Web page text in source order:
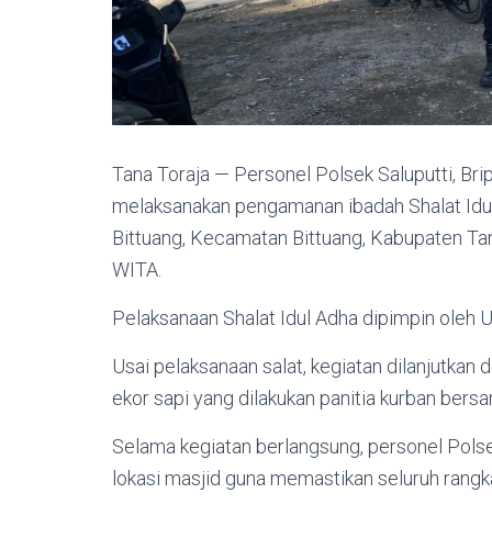
Tana Toraja — Personel Polsek Saluputti,
melaksanakan pengamanan ibadah Shalat
Bittuang, Kecamatan Bittuang, Kabupaten
WITA.
Pelaksanaan Shalat Idul Adha dipimpin oleh
Usai pelaksanaan salat, kegiatan dilanjutkan
ekor sapi yang dilakukan panitia kurban
Selama kegiatan berlangsung, personel
lokasi masjid guna memastikan seluruh